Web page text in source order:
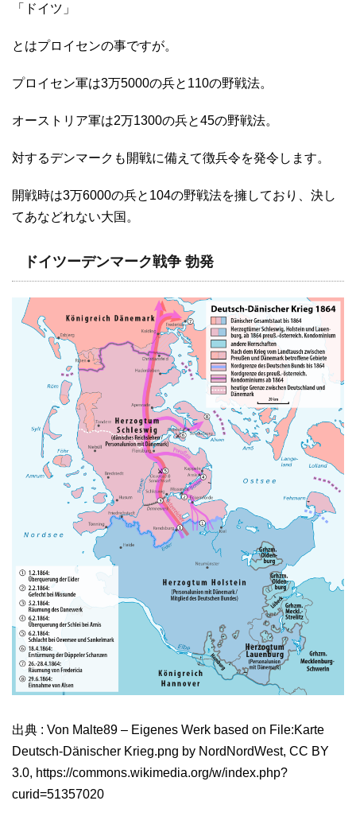
「ドイツ」
とはプロイセンの事ですが。
プロイセン軍は3万5000の兵と110の野戦法。
オーストリア軍は2万1300の兵と45の野戦法。
対するデンマークも開戦に備えて徴兵令を発令します。
開戦時は3万6000の兵と104の野戦法を擁しており、決し
てあなどれない大国。
ドイツーデンマーク戦争 勃発
出典 : Von Malte89 – Eigenes Werk based on File:Karte
Deutsch-Dänischer Krieg.png by NordNordWest, CC BY
3.0, https://commons.wikimedia.org/w/index.php?
curid=51357020